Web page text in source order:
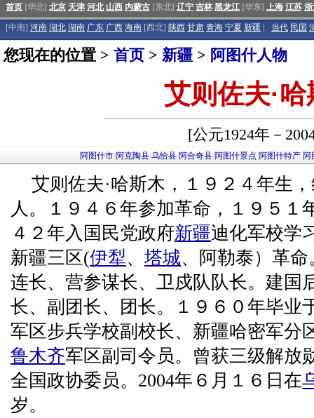
首页 [华北] 北京 天津 河北 山西 内蒙古 [东北] 辽宁 吉林 黑龙江 [华东] 上海 江苏
[中南] 河南 湖北 湖南 广东 广西 海南 [西北] 陕西 甘肃 青海 宁夏 新疆 当代 民国
您现在的位置 > 首页 > 新疆 > 阿图什人物
艾则佐夫·
[公元1924年－
阿图什市 阿克陶县 乌恰县 阿合奇县 阿图什景点 阿图什特产 阿
艾则佐夫·哈斯木，１９２４年生
人。１９４６年参加革命，１９５１
４２年入国民党政府新疆迪化军校学
新疆三区(伊犁、 塔城、阿勒泰）革
连长、营参谋长、卫戍队队长。建国
长、副团长、团长。１９６０年毕业
军区步兵学校副校长、新疆哈密军分
鲁木齐军区副司令员。曾获三级解放
全国政协委员。2004年６月１６日在
岁。